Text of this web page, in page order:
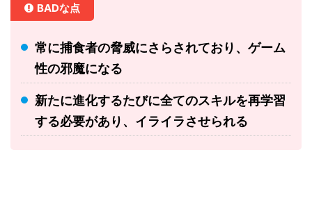
BADな点
常に捕食者の脅威にさらされており、ゲーム
性の邪魔になる
新たに進化するたびに全てのスキルを再学習
する必要があり、イライラさせられる